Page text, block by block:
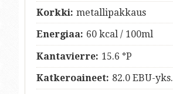
Korkki: metallipakkaus
Energiaa: 60 kcal / 100ml
Kantavierre: 15.6 °P
Katkeroaineet: 82.0 EBU-yks.